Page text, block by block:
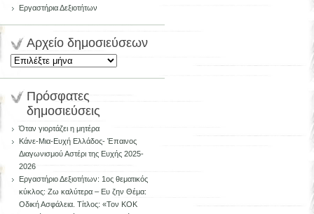
Εργαστήρια Δεξιοτήτων
Aρχείο δημοσιεύσεων
Aρχείο
Πρόσφατες
δημοσιεύσεις
Όταν γιορτάζει η μητέρα
Κάνε-Μια-Ευχή Ελλάδος- Έπαινος
Διαγωνισμού Αστέρι της Ευχής 2025-
2026
Εργαστήριο Δεξιοτήτων: 1ος θεματικός
κύκλος: Ζω καλύτερα – Ευ ζην Θέμα:
Οδική Ασφάλεια. Τίτλος: «Τον ΚΟΚ